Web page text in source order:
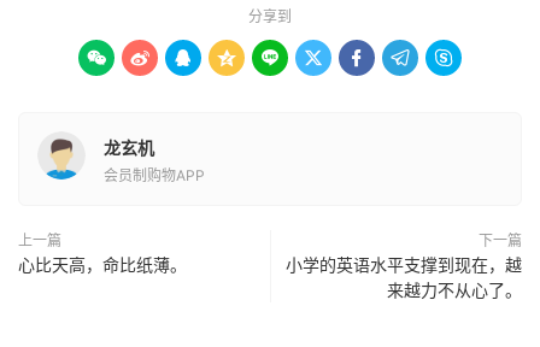
分享到
        
龙玄机
会员制购物APP
上一篇
心比天高，命比纸薄。
下一篇
小学的英语水平支撑到现在，越
来越力不从心了。